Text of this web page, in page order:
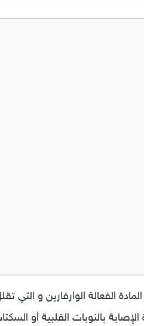
الفعالة الوارفارين و التي
بالنوبات القلبية أو